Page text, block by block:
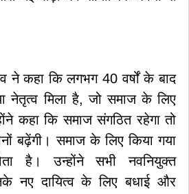
ने कहा कि लगभग 40 वर्षों के बाद
नेतृत्व मिला है, जो समाज के लिए
कहा कि समाज संगठित रहेगा तो
बढ़ेंगी। समाज के लिए किया गया
है। उन्होंने सभी नवनियुक्त
नए दायित्व के लिए बधाई और